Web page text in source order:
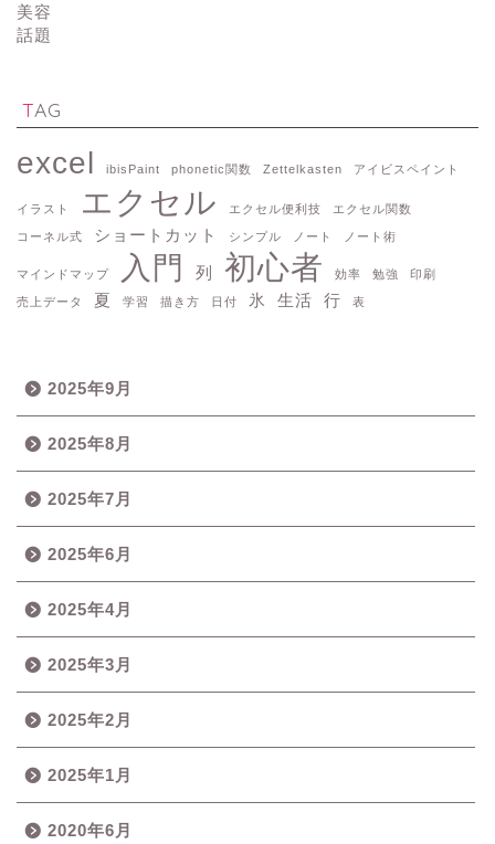
美容
話題
TAG
excel ibisPaint phonetic関数 Zettelkasten アイビスペイント
イラスト エクセル エクセル便利技 エクセル関数
コーネル式 ショートカット シンプル ノート ノート術
マインドマップ 入門 列 初心者 効率 勉強 印刷
売上データ 夏 学習 描き方 日付 氷 生活 行 表
2025年9月
2025年8月
2025年7月
2025年6月
2025年4月
2025年3月
2025年2月
2025年1月
2020年6月